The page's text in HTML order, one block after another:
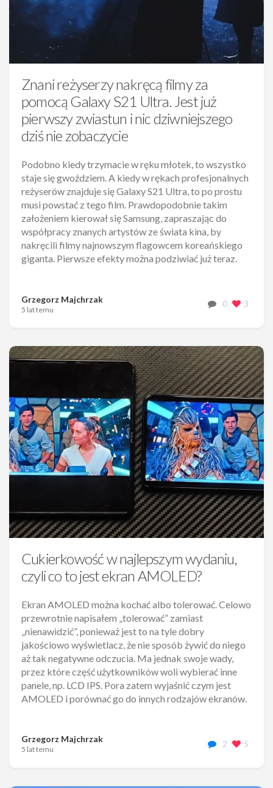
Znani reżyserzy nakręcą filmy za
pomocą Galaxy S21 Ultra. Jest już
pierwszy zwiastun i nic dziwniejszego
dziś nie zobaczycie
Podobno kiedy trzymacie w ręku młotek, to wszystko
staje się gwoździem. A kiedy w rękach profesjonalnych
reżyserów znajduje się Galaxy S21 Ultra, to po prostu
musi powstać z tego film. Prawdopodobnie takim
założeniem kierował się Samsung, zapraszając do
współpracy znanych artystów ze świata kina, by
nakręcili filmy najnowszym flagowcem koreańskiego
giganta. Pierwsze efekty można podziwiać już teraz.
Grzegorz Majchrzak
5 lat temu
0 3
Cukierkowość w najlepszym wydaniu,
czyli co to jest ekran AMOLED?
Ekran AMOLED można kochać albo tolerować. Celowo
przewrotnie napisałem „tolerować” zamiast
„nienawidzić”, ponieważ jest to na tyle dobry
jakościowo wyświetlacz, że nie sposób żywić do niego
aż tak negatywne odczucia. Ma jednak swoje wady,
przez które część użytkowników woli wybierać inne
panele, np. LCD IPS. Pora zatem wyjaśnić czym jest
AMOLED i porównać go do innych rodzajów ekranów.
Grzegorz Majchrzak
5 lat temu
2 5